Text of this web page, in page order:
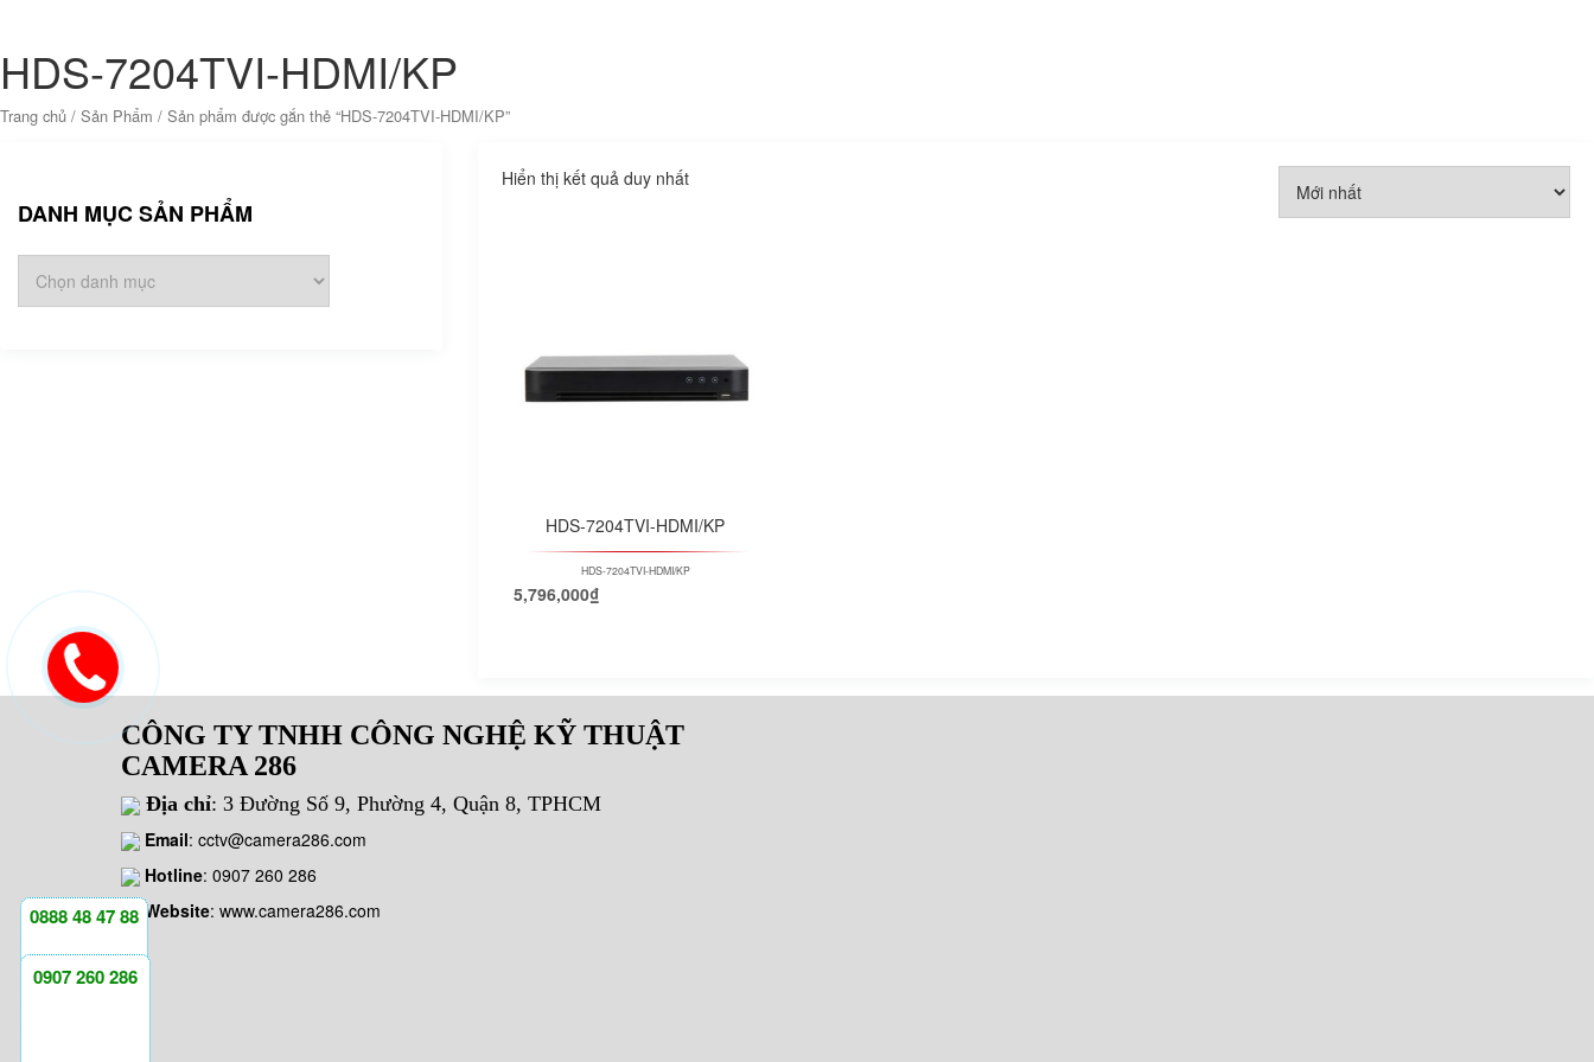
HDS-7204TVI-HDMI/KP
Trang chủ / Sản Phẩm / Sản phẩm được gắn thẻ “HDS-7204TVI-HDMI/KP”
Hiển thị kết quả duy nhất
HDS-7204TVI-HDMI/KP
HDS-7204TVI-HDMI/KP
5,796,000₫
DANH MỤC SẢN PHẨM
CÔNG TY TNHH CÔNG NGHỆ KỸ THUẬT
CAMERA 286
Địa chỉ: 3 Đường Số 9, Phường 4, Quận 8, TPHCM
Email: cctv@camera286.com
Hotline: 0907 260 286
Website: www.camera286.com
0888 48 47 88
0907 260 286